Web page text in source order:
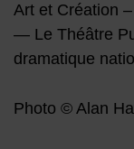
Art et Création
— Le Théâtre
dramatique
Photo © Alan